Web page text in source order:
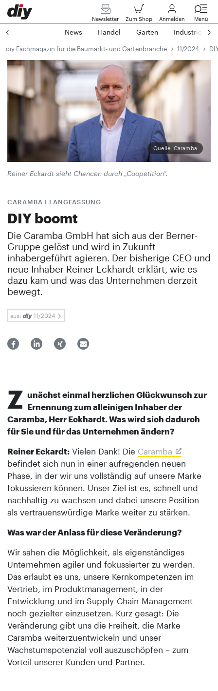
Newsletter Zum Shop Anmelden Menü
News Handel Garten Industrie
diy Fachmagazin für die Baumarkt- und Gartenbranche 11/2024
Quelle: Caramba
Reiner Eckardt sieht Chancen durch „Coopetition“.
CARAMBA I LANGFASSUNG
DIY boomt
Die Caramba GmbH hat sich aus der Berner-
Gruppe gelöst und wird in Zukunft
inhabergeführt agieren. Der bisherige CEO und
neue Inhaber Reiner Eckhardt erklärt, wie es
dazu kam und was das Unternehmen derzeit
bewegt.
aus: 11/2024
Z unächst einmal herzlichen Glückwunsch zur
Ernennung zum alleinigen Inhaber der
Caramba, Herr Eckhardt. Was wird sich dadurch
für Sie und für das Unternehmen ändern?
Reiner Eckardt: Vielen Dank! Die Caramba
befindet sich nun in einer aufregenden neuen
Phase, in der wir uns vollständig auf unsere Marke
fokussieren können. Unser Ziel ist es, schnell und
nachhaltig zu wachsen und dabei unsere Position
als vertrauenswürdige Marke weiter zu stärken.
Was war der Anlass für diese Veränderung?
Wir sahen die Möglichkeit, als eigenständiges
Unternehmen agiler und fokussierter zu werden.
Das erlaubt es uns, unsere Kernkompetenzen im
Vertrieb, im Produktmanagement, in der
Entwicklung und im Supply-Chain-Management
noch gezielter einzusetzen. Kurz gesagt: Die
Veränderung gibt uns die Freiheit, die Marke
Caramba weiterzuentwickeln und unser
Wachstumspotenzial voll auszuschöpfen – zum
Vorteil unserer Kunden und Partner.